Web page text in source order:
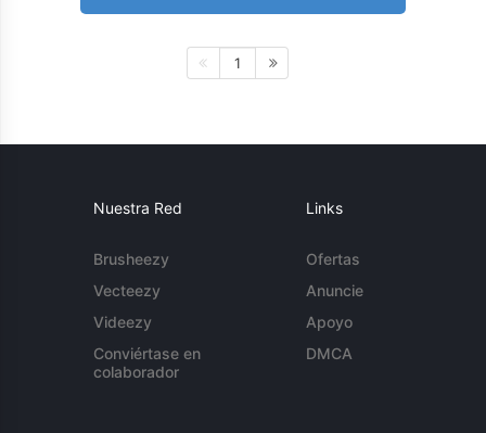
1
Nuestra Red
Brusheezy
Vecteezy
Videezy
Conviértase en
colaborador
Links
Ofertas
Anuncie
Apoyo
DMCA